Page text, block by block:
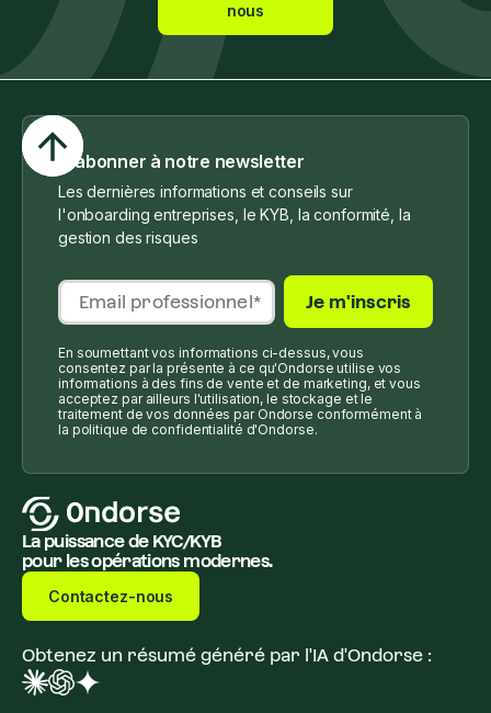
nous
S'abonner à notre newsletter
Les dernières informations et conseils sur
l'onboarding entreprises, le KYB, la conformité, la
gestion des risques
En soumettant vos informations ci-dessus, vous
consentez par la présente à ce qu'Ondorse utilise vos
informations à des fins de vente et de marketing, et vous
acceptez par ailleurs l'utilisation, le stockage et le
traitement de vos données par Ondorse conformément à
la politique de confidentialité d'Ondorse.
La puissance de KYC/KYB
pour les opérations modernes.
Contactez-nous
Obtenez un résumé généré par l'IA d'Ondorse :